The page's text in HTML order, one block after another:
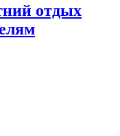
отдых